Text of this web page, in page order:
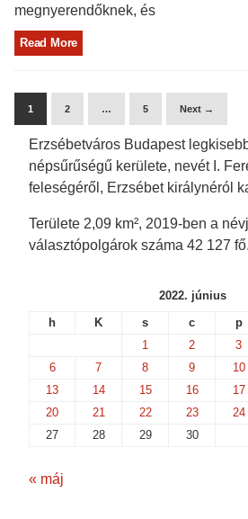
megnyerendőknek, és
Read More
1 2 … 5 Next →
Erzsébetváros Budapest
népsűrűségű kerülete, nevét I.
feleségéről, Erzsébet királynéról
Területe 2,09 km², 2019-ben a
választópolgárok száma 42 127 fő.
2022. június
h
K s c p
1
2 3
6
7 8 9 10
13
14 15 16 17
20
21 22 23 24
27
28 29 30
« máj